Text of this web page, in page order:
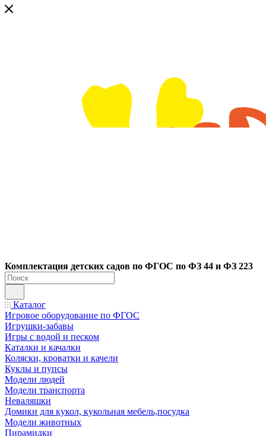
Комплектация детских садов по ФГОC по ФЗ 44 и ФЗ 223
Каталог
Игровое оборудование по ФГОС
Игрушки-забавы
Игры с водой и песком
Каталки и качалки
Коляски, кроватки и качели
Куклы и пупсы
Модели людей
Модели транспорта
Неваляшки
Домики для кукол, кукольная мебель,посудка
Модели животных
Пирамидки